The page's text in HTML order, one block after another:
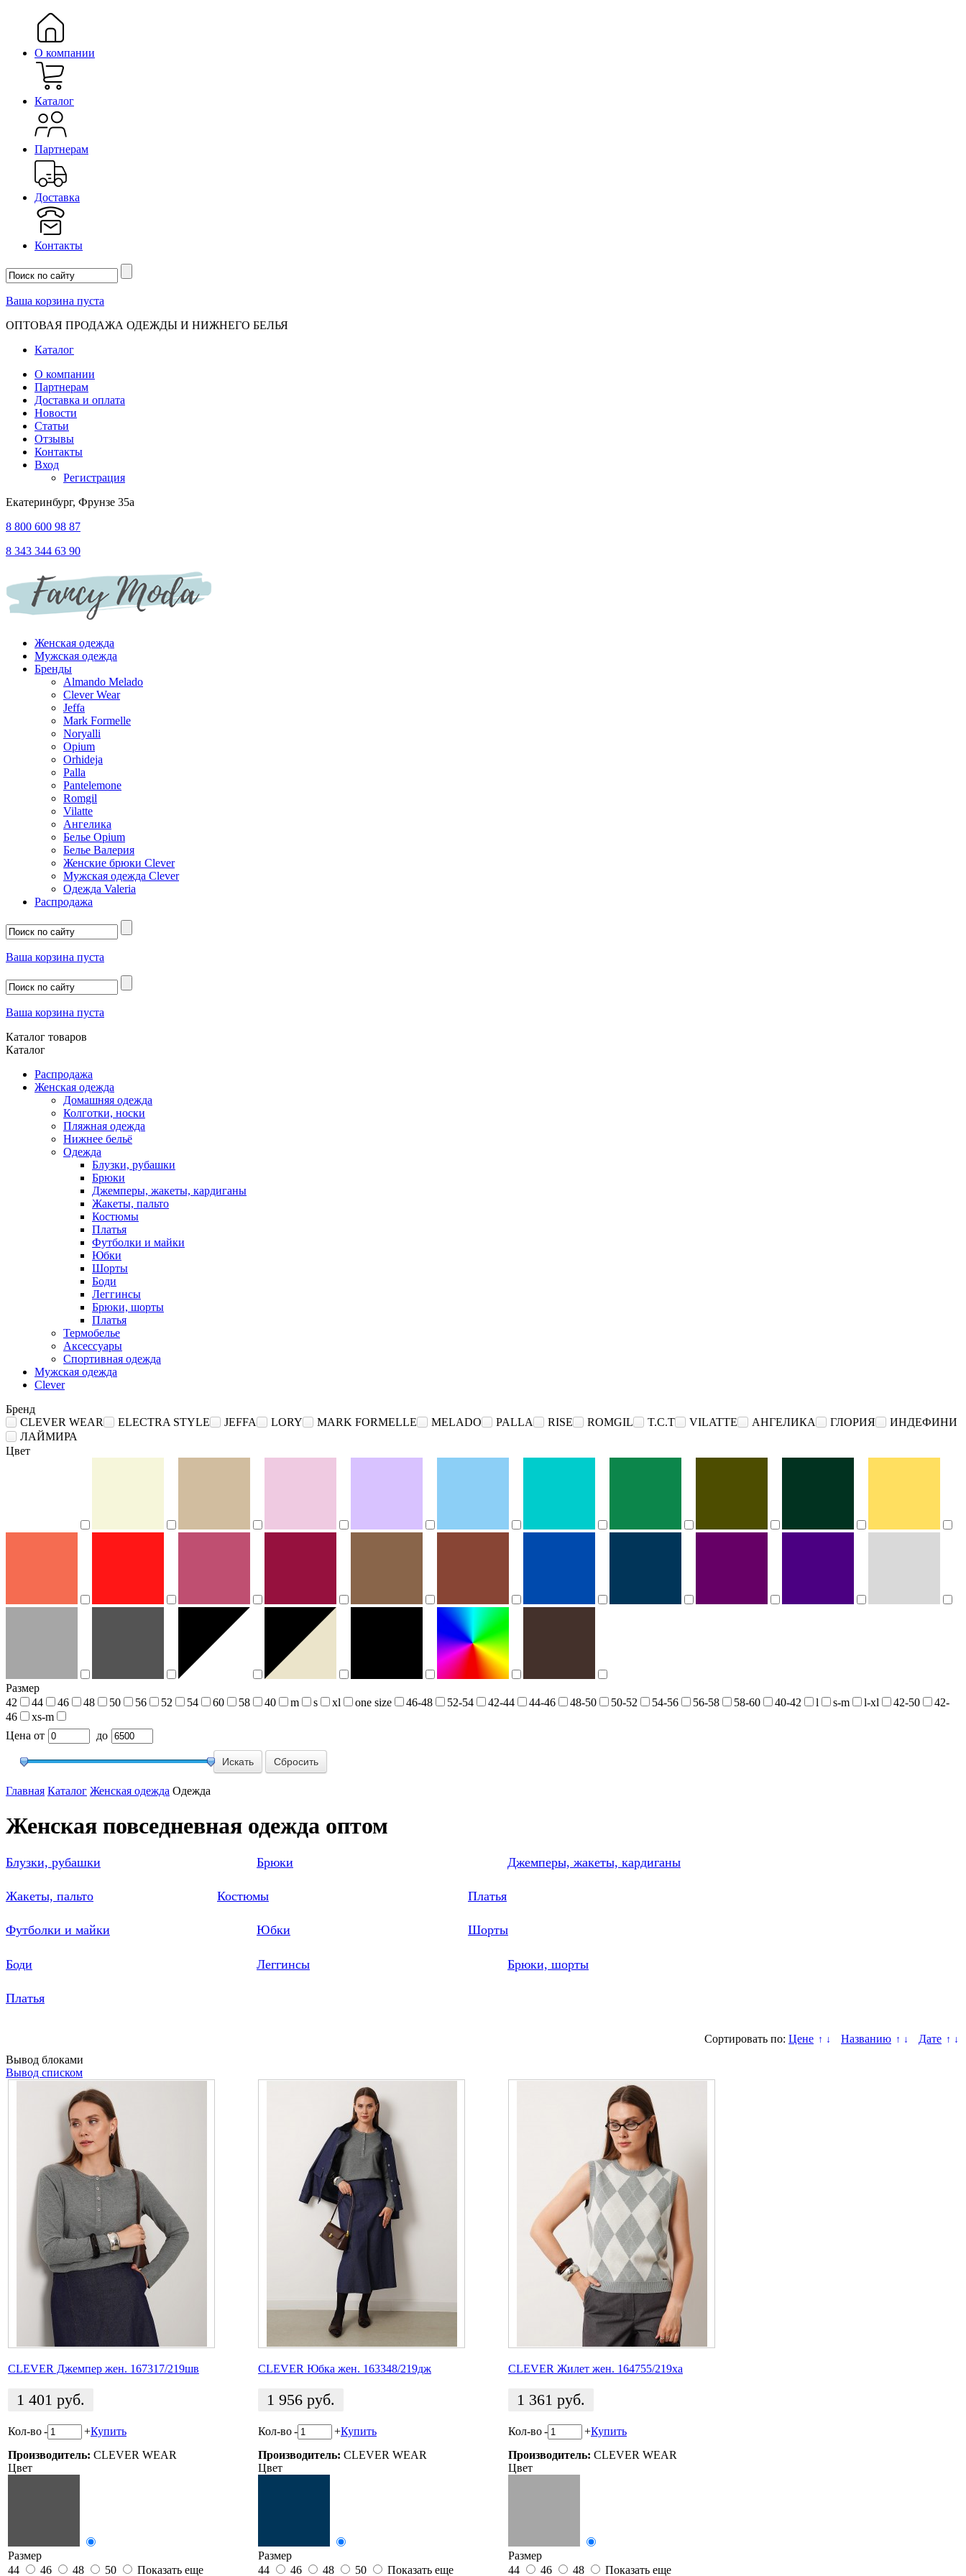
О компании
Каталог
Партнерам
Доставка
Контакты
Ваша корзина пуста
ОПТОВАЯ ПРОДАЖА ОДЕЖДЫ И НИЖНЕГО БЕЛЬЯ
Каталог
О компании
Партнерам
Доставка и оплата
Новости
Статьи
Отзывы
Контакты
Вход
Регистрация
Екатеринбург, Фрунзе 35а
8 800 600 98 87
8 343 344 63 90
Женская одежда
Мужская одежда
Бренды
Almando Melado
Clever Wear
Jeffa
Mark Formelle
Noryalli
Opium
Orhideja
Palla
Pantelemone
Romgil
Vilatte
Ангелика
Белье Opium
Белье Валерия
Женские брюки Clever
Мужская одежда Clever
Одежда Valeria
Распродажа
Ваша корзина пуста
Ваша корзина пуста
Каталог товаров
Каталог
Распродажа
Женская одежда
Домашняя одежда
Колготки, носки
Пляжная одежда
Нижнее бельё
Одежда
Блузки, рубашки
Брюки
Джемперы, жакеты, кардиганы
Жакеты, пальто
Костюмы
Платья
Футболки и майки
Юбки
Шорты
Боди
Леггинсы
Брюки, шорты
Платья
Термобелье
Аксессуары
Спортивная одежда
Мужская одежда
Clever
Бренд
CLEVER WEAR
ELECTRA STYLE JEFFA LORY MARK FORMELLE MELADO PALLA RISE ROMGIL T.C.T VILATTE АНГЕЛИКА ГЛОРИЯ
ИНДЕФИНИ
ЛАЙМИРА
Цвет
Размер
42
44 46 48 50 56 52 54 60 58 40 m s xl one size 46-48 52-54 42-44 44-46 48-50 50-52 54-56 56-58 58-60 40-42 l s-m l-xl 42-50
42-
46
xs-m
Цена от до
Сбросить
Главная Каталог Женская одежда Одежда
Женская повседневная одежда оптом
Блузки, рубашки Брюки Джемперы, жакеты, кардиганы
Жакеты, пальто Костюмы Платья
Футболки и майки Юбки Шорты
Боди Леггинсы Брюки, шорты
Платья
Сортировать по: Цене ↑ ↓ Названию ↑ ↓ Дате ↑ ↓
Вывод блоками
Вывод списком
CLEVER Джемпер жен. 167317/219шв
1 401 руб.
Кол-во- +Купить
Производитель: CLEVER WEAR
Цвет
Размер
44
46 48 50 Показать еще
CLEVER Юбка жен. 163348/219дж
1 956 руб.
Кол-во- +Купить
Производитель: CLEVER WEAR
Цвет
Размер
44
46 48 50 Показать еще
CLEVER Жилет жен. 164755/219ха
1 361 руб.
Кол-во- +Купить
Производитель: CLEVER WEAR
Цвет
Размер
44
46 48 Показать еще